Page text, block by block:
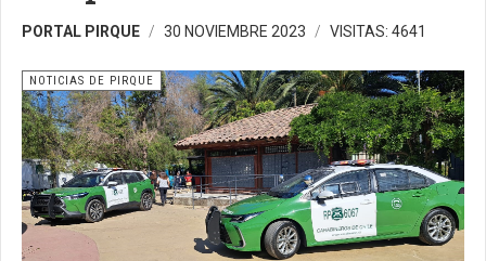
PORTAL PIRQUE 30 NOVIEMBRE 2023 VISITAS: 4641
NOTICIAS DE PIRQUE